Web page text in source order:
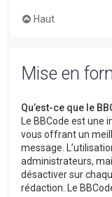
Haut
Mise en
Qu’est-ce que le
Le BBCode est
vous offrant un
message.
administrateurs,
désactiver sur
rédaction. Le